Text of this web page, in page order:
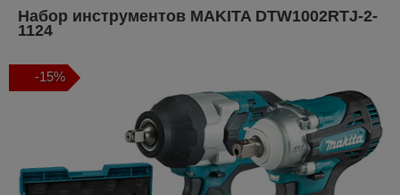
Набор инструментов MAKITA DTW1002RTJ-2-
1124
-15%